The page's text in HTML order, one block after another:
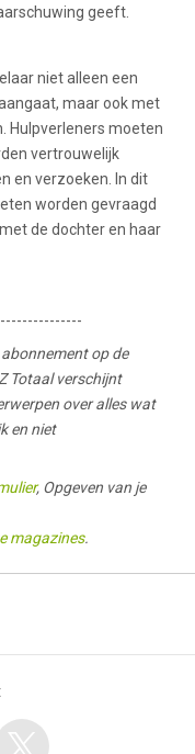
geeft.
niet alleen een
maar ook met
Hulpverleners moeten
vertrouwelijk
en verzoeken. In dit
worden gevraagd
de dochter en haar
op de
Totaal verschijnt
over alles wat
en niet
, Opgeven van je
magazines.